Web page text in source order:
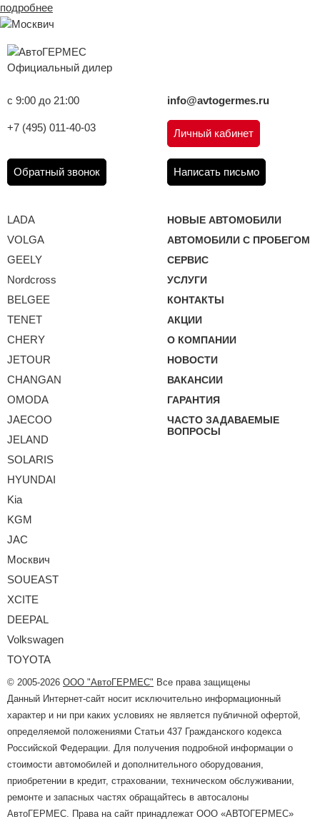
подробнее
Официальный дилер
с 9:00 до 21:00 info@avtogermes.ru
+7 (495) 011-40-03 Личный кабинет
Обратный звонок Написать письмо
LADA
VOLGA
GEELY
Nordcross
BELGEE
TENET
CHERY
JETOUR
CHANGAN
OMODA
JAECOO
JELAND
SOLARIS
HYUNDAI
Kia
KGM
JAC
Москвич
SOUEAST
XCITE
DEEPAL
Volkswagen
TOYOTA
НОВЫЕ АВТОМОБИЛИ
АВТОМОБИЛИ С ПРОБЕГОМ
СЕРВИС
УСЛУГИ
КОНТАКТЫ
АКЦИИ
О КОМПАНИИ
НОВОСТИ
ВАКАНСИИ
ГАРАНТИЯ
ЧАСТО ЗАДАВАЕМЫЕ
ВОПРОСЫ
© 2005-2026 ООО "АвтоГЕРМЕС" Все права защищены
Данный Интернет-сайт носит исключительно информационный
характер и ни при каких условиях не является публичной офертой,
определяемой положениями Статьи 437 Гражданского кодекса
Российской Федерации. Для получения подробной информации о
стоимости автомобилей и дополнительного оборудования,
приобретении в кредит, страховании, техническом обслуживании,
ремонте и запасных частях обращайтесь в автосалоны
АвтоГЕРМЕС. Права на сайт принадлежат ООО «АВТОГЕРМЕС»